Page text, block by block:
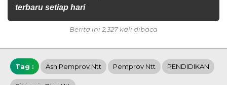
terbaru setiap hari
Berita ini 2,327 kali dibaca
Tag : Asn Pemprov Ntt Pemprov Ntt PENDIDIKAN